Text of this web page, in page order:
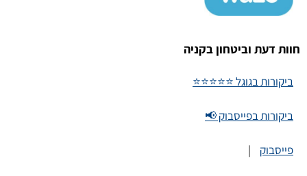
חוות דעת וביטחון בקניה
ביקורות בגוגל ⭐⭐⭐⭐⭐
ביקורות בפייסבוק 📢
פייסבוק |